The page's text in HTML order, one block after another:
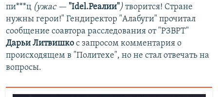
пи***ц (ужас — "Idel.Реалии") творится! Стране
нужны герои!" Гендиректор "Алабуги" прочитал
сообщение соавтора расследования от "РЗВРТ"
Дарьи Литвишко с запросом комментария о
происходящем в "Политехе", но не стал отвечать на
вопросы.